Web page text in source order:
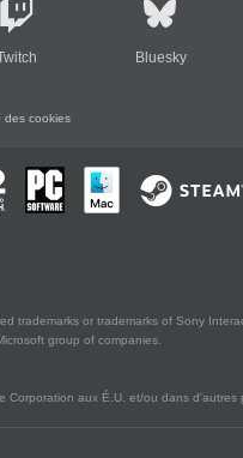
Bluesky
des cookies
trademarks or trademarks of Sony
group of companies.
aux É.U. et/ou dans d'autres